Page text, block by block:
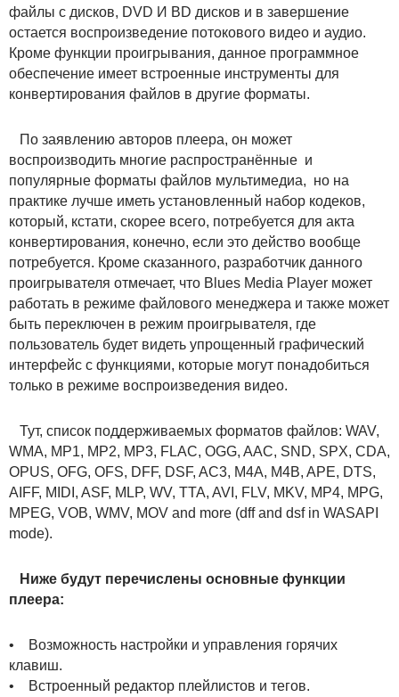
файлы с дисков, DVD И BD дисков и в завершение
остается воспроизведение потокового видео и аудио.
Кроме функции проигрывания, данное программное
обеспечение имеет встроенные инструменты для
конвертирования файлов в другие форматы.
По заявлению авторов плеера, он может
воспроизводить многие распространённые и
популярные форматы файлов мультимедиа, но на
практике лучше иметь установленный набор кодеков,
который, кстати, скорее всего, потребуется для акта
конвертирования, конечно, если это действо вообще
потребуется. Кроме сказанного, разработчик данного
проигрывателя отмечает, что Blues Media Player может
работать в режиме файлового менеджера и также может
быть переключен в режим проигрывателя, где
пользователь будет видеть упрощенный графический
интерфейс с функциями, которые могут понадобиться
только в режиме воспроизведения видео.
Тут, список поддерживаемых форматов файлов: WAV,
WMA, MP1, MP2, MP3, FLAC, OGG, AAC, SND, SPX, CDA,
OPUS, OFG, OFS, DFF, DSF, AC3, M4A, M4B, APE, DTS,
AIFF, MIDI, ASF, MLP, WV, TTA, AVI, FLV, MKV, MP4, MPG,
MPEG, VOB, WMV, MOV and more (dff and dsf in WASAPI
mode).
Ниже будут перечислены основные функции
плеера:
• Возможность настройки и управления горячих
клавиш.
• Встроенный редактор плейлистов и тегов.